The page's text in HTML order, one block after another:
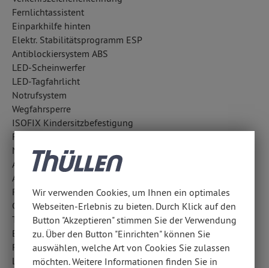
Fernlichtassistent
Einparkhilfe hinten
Elektr. Stabilitätsprogramm ESP
Antiblockiersystem ABS
LED-Scheinwerfer
LED-Tagfahrlicht
Notrufsystem
Wegfahrsperre
ISOFIX Kindersitzbefestigung
Frontkamera
Notbremsassistent
Aufmerksamkeitsassistent
Außentemperatur Anzeige
Reifendruckverlust-Warnung
Cornering Brake Control CBC
Traction Control: TC plus
Berganfahrhilfe
Regensensor
Lichtsensor
Wir verwenden Cookies, um Ihnen ein optimales
Webseiten-Erlebnis zu bieten. Durch Klick auf den
Button "Akzeptieren" stimmen Sie der Verwendung
zu. Über den Button "Einrichten" können Sie
auswählen, welche Art von Cookies Sie zulassen
möchten. Weitere Informationen finden Sie in